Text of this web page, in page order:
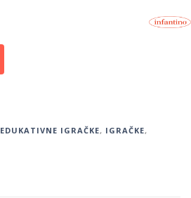
EDUKATIVNE IGRAČKE, IGRAČKE,